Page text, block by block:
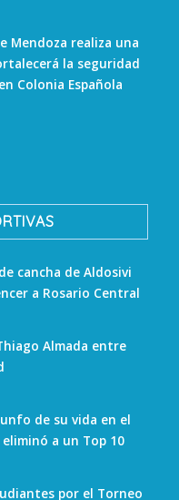
Mendoza realiza una
la seguridad
Colonia Española
cancha de Aldosivi
a Rosario Central
Almada entre
de su vida en el
a un Top 10
por el Torneo